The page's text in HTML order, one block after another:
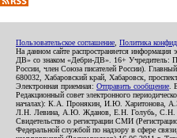
Пользовательское соглашение Политика
На данном сайте распространяется информация
ДВ» со знаком «Дебри-ДВ». 16+ Учредитель:
России, член Союза писателей России).
680032, Хабаровский край, Хабаровск,
Электронная приемная: Отправить сообщение .
Редакционный совет электронного
началах): К.А. Пронякин, И.Ю.
Л.Н. Левина, А.Ю. Жданов, Е.Н. Голубь, С.Н.
Свидетельство о регистрации СМИ
Федеральной службой по надзору в сфере